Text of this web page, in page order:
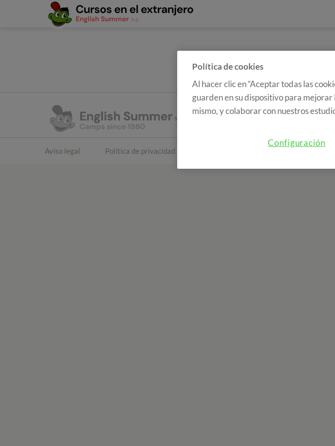
Aviso legal Política de privacidad
Política de cookies
Al hacer clic en “Aceptar todas las
guarden en su dispositivo para
mismo, y colaborar con nuestros
Configuración